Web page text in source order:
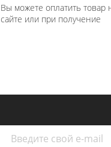
Вы можете оплатить товар
сайте или при получение